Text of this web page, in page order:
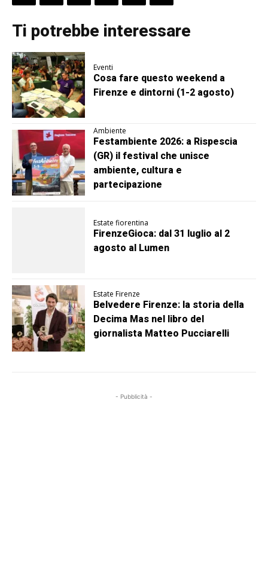
Ti potrebbe interessare
Eventi
Cosa fare questo weekend a
Firenze e dintorni (1-2 agosto)
Ambiente
Festambiente 2026: a Rispescia
(GR) il festival che unisce
ambiente, cultura e
partecipazione
Estate fiorentina
FirenzeGioca: dal 31 luglio al 2
agosto al Lumen
Estate Firenze
Belvedere Firenze: la storia della
Decima Mas nel libro del
giornalista Matteo Pucciarelli
- Pubblicità -